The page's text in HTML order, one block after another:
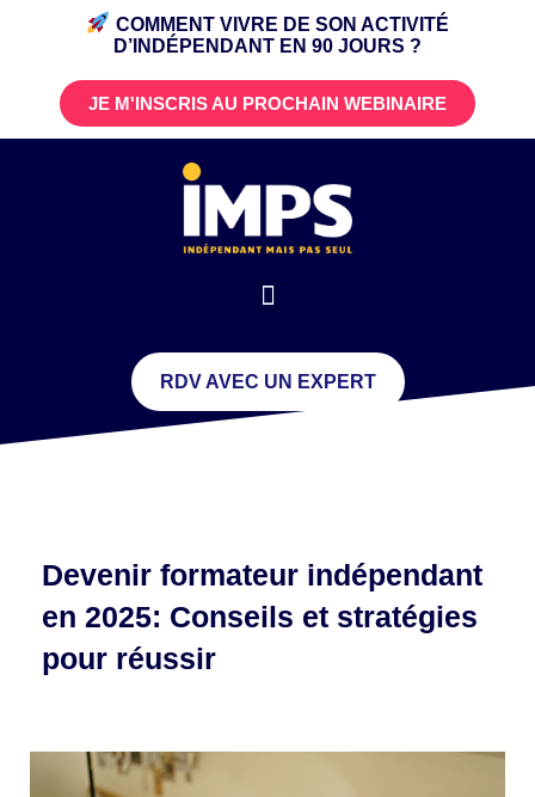
COMMENT VIVRE DE SON ACTIVITÉ
D’INDÉPENDANT EN 90 JOURS ?
JE M'INSCRIS AU PROCHAIN WEBINAIRE
RDV AVEC UN EXPERT
Devenir formateur indépendant
en 2025: Conseils et stratégies
pour réussir